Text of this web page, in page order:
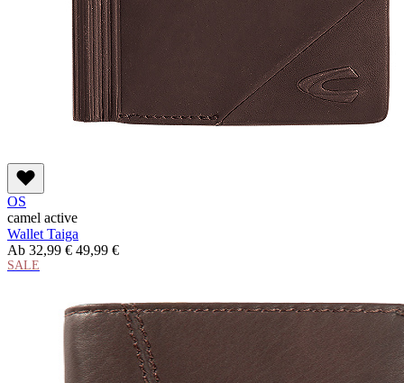
OS
camel active
Wallet Taiga
Ab 32,99 € 49,99 €
SALE